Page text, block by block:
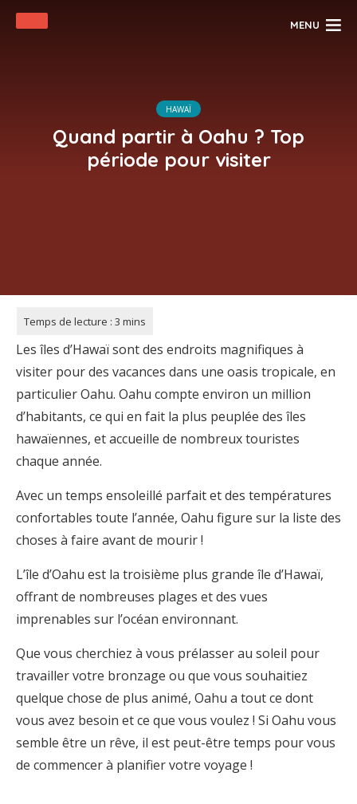
MENU
HAWAÏ
Quand partir à Oahu ? Top
période pour visiter
Les îles d’Hawaï sont des endroits magnifiques à
visiter pour des vacances dans une oasis tropicale, en
particulier Oahu. Oahu compte environ un million
d’habitants, ce qui en fait la plus peuplée des îles
hawaïennes, et accueille de nombreux touristes
chaque année.
Avec un temps ensoleillé parfait et des températures
confortables toute l’année, Oahu figure sur la liste des
choses à faire avant de mourir !
L’île d’Oahu est la troisième plus grande île d’Hawaï,
offrant de nombreuses plages et des vues
imprenables sur l’océan environnant.
Que vous cherchiez à vous prélasser au soleil pour
travailler votre bronzage ou que vous souhaitiez
quelque chose de plus animé, Oahu a tout ce dont
vous avez besoin et ce que vous voulez ! Si Oahu vous
semble être un rêve, il est peut-être temps pour vous
de commencer à planifier votre voyage !